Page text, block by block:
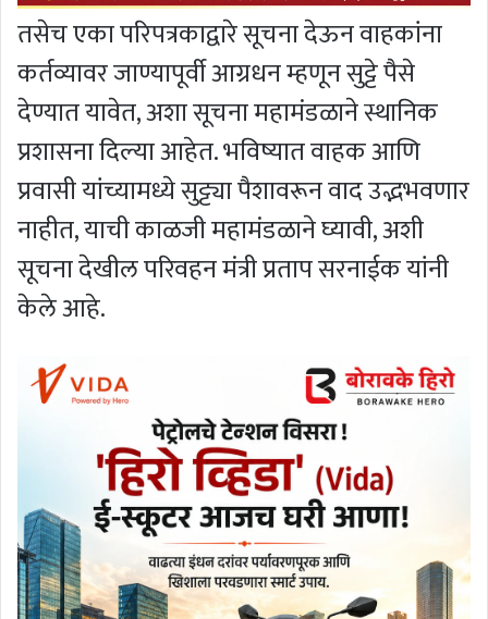
तसेच एका परिपत्रकाद्वारे सूचना देऊन वाहकांना
कर्तव्यावर जाण्यापूर्वी आग्रधन म्हणून सुट्टे पैसे
देण्यात यावेत, अशा सूचना महामंडळाने स्थानिक
प्रशासना दिल्या आहेत. भविष्यात वाहक आणि
प्रवासी यांच्यामध्ये सुट्ट्या पैशावरून वाद उद्भभवणार
नाहीत, याची काळजी महामंडळाने घ्यावी, अशी
सूचना देखील परिवहन मंत्री प्रताप सरनाईक यांनी
केले आहे.